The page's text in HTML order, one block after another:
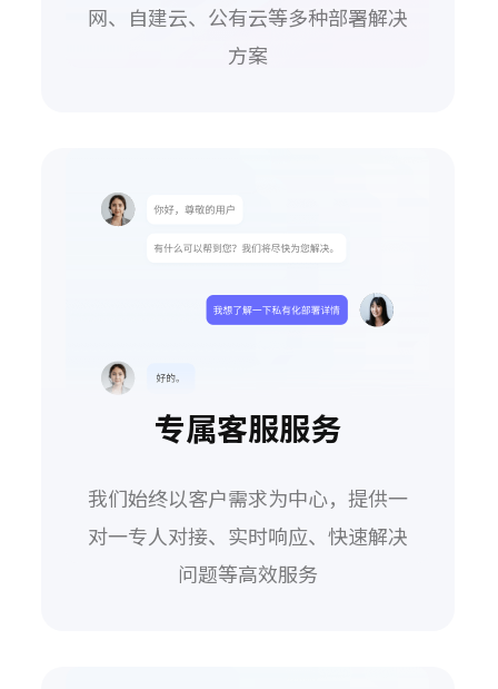
网、自建云、公有云等多种部署解决
方案
专属客服服务
我们始终以客户需求为中心，提供一
对一专人对接、实时响应、快速解决
问题等高效服务